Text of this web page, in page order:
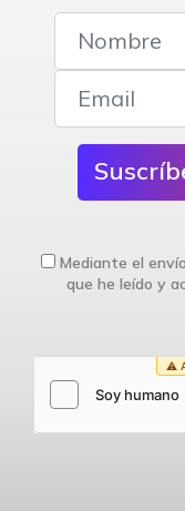
Mediante el
que he leído y